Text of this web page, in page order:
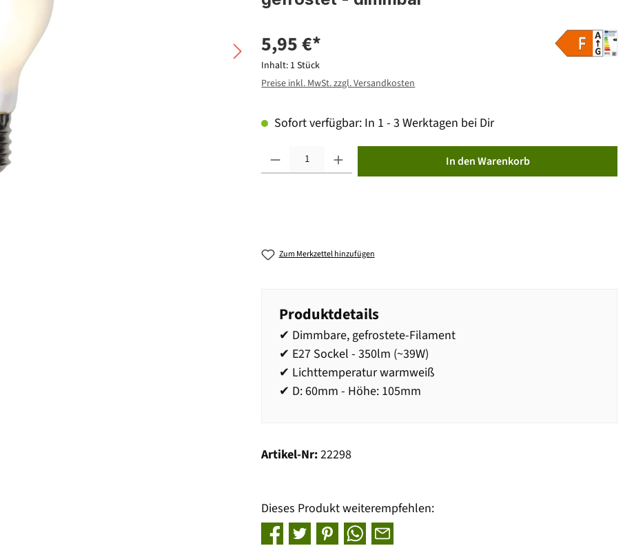
5,95 €*
Inhalt: 1 Stück
Preise inkl. MwSt. zzgl. Versandkosten
Sofort verfügbar: In 1 - 3 Werktagen bei Dir
In den Warenkorb
Zum Merkzettel hinzufügen
Produktdetails
✔ Dimmbare, gefrostete-Filament
✔ E27 Sockel - 350lm (~39W)
✔ Lichttemperatur warmweiß
✔ D: 60mm - Höhe: 105mm
Artikel-Nr:22298
Dieses Produkt weiterempfehlen: